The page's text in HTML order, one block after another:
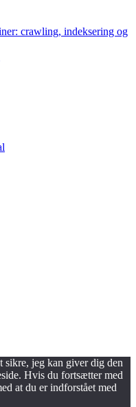
crawling, indeksering og
sikre, jeg kan giver dig den
Hvis du fortsætter med
at du er indforstået med